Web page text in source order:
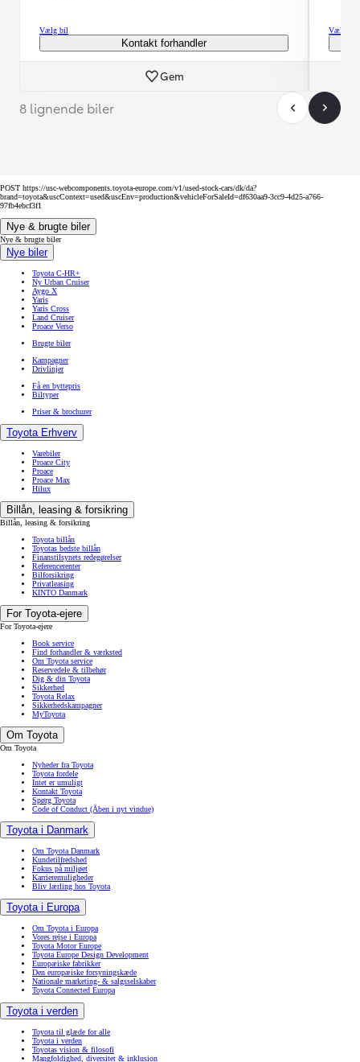
Vælg bil
Kontakt forhandler
Gem
Vælg bil
8 lignende biler
POST https://usc-webcomponents.toyota-europe.com/v1/used-stock-cars/dk/da?
brand=toyota&uscContext=used&uscEnv=production&vehicleForSaleId=df630aa9-3cc9-4d25-a766-
97fb4ebcf3f1
Nye & brugte biler
Nye & brugte biler
Nye biler
Toyota C-HR+
Ny Urban Cruiser
Aygo X
Yaris
Yaris Cross
Land Cruiser
Proace Verso
Brugte biler
Kampagner
Drivlinjer
Få en byttepris
Biltyper
Priser & brochurer
Toyota Erhverv
Varebiler
Proace City
Proace
Proace Max
Hilux
Billån, leasing & forsikring
Billån, leasing & forsikring
Toyota billån
Toyotas bedste billån
Finanstilsynets redegørelser
Referencerenter
Bilforsikring
Privatleasing
KINTO Danmark
For Toyota-ejere
For Toyota-ejere
Book service
Find forhandler & værksted
Om Toyota service
Reservedele & tilbehør
Dig & din Toyota
Sikkerhed
Toyota Relax
Sikkerhedskampagner
MyToyota
Om Toyota
Om Toyota
Nyheder fra Toyota
Toyota fordele
Intet er umuligt
Kontakt Toyota
Spørg Toyota
Code of Conduct (Åben i nyt vindue)
Toyota i Danmark
Om Toyota Danmark
Kundetilfredshed
Fokus på miljøet
Karrieremuligheder
Bliv lærling hos Toyota
Toyota i Europa
Om Toyota i Europa
Vores rejse i Europa
Toyota Motor Europe
Toyota Europe Design Development
Europæiske fabrikker
Den europæiske forsyningskæde
Nationale marketing- & salgsselskaber
Toyota Connected Europa
Toyota i verden
Toyota til glæde for alle
Toyota i verden
Toyotas vision & filosofi
Mangfoldighed, diversitet & inklusion